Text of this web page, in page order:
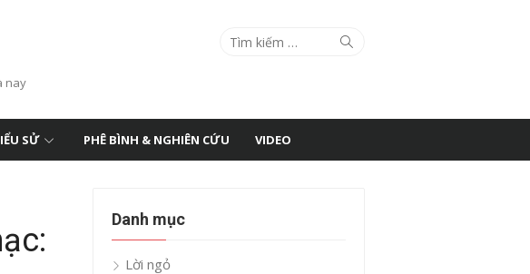
nay
Search
Search
SỬ PHÊ BÌNH & NGHIÊN CỨU VIDEO
Danh mục
Lời ngỏ